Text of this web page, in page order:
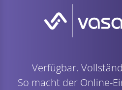
Verfügbar.
So macht der Online-